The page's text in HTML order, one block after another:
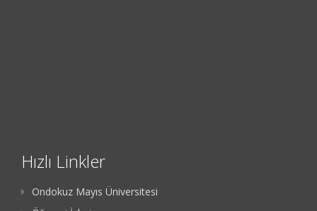
Hızlı Linkler
Ondokuz Mayıs Üniversitesi